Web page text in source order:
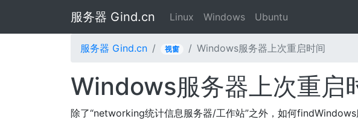
服务器 Gind.cn Linux Windows Ubuntu
服务器 Gind.cn 视窗 Windows服务器上次重启时间
Windows服务器上次重启
除了“networking统计信息服务器/工作站”之外，如何findWindows